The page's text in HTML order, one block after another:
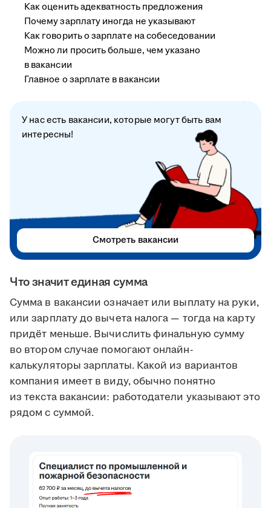
Что значит единая сумма
Сумма в вакансии означает или выплату на руки,
или зарплату до вычета налога — тогда на карту
придёт меньше. Вычислить финальную сумму
во втором случае помогают онлайн-
калькуляторы зарплаты. Какой из вариантов
компания имеет в виду, обычно понятно
из текста вакансии: работодатели указывают это
рядом с суммой.
Как оценить адекватность предложения
Почему зарплату иногда не указывают
Как говорить о зарплате на собеседовании
Можно ли просить больше, чем указано
в вакансии
Главное о зарплате в вакансии
У нас есть вакансии, которые могут быть вам
интересны!
Смотреть вакансии